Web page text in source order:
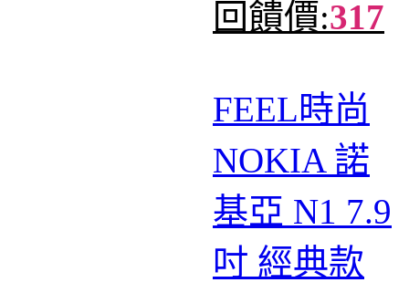
回饋價:317
FEEL時尚
NOKIA 諾
基亞 N1 7.9
吋 經典款